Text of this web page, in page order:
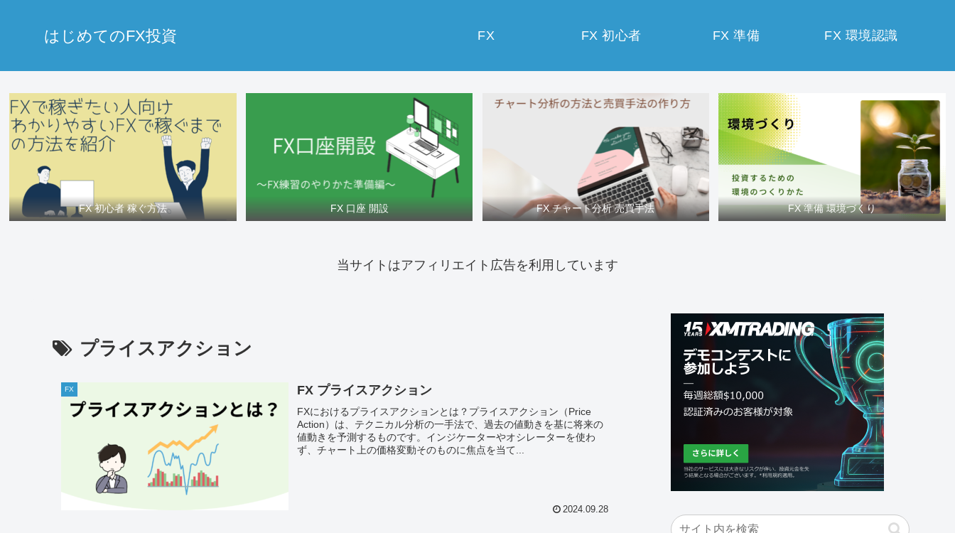
はじめてのFX投資 FX FX 初心者 FX 準備 FX 環境認識
FX 初心者 稼ぐ方法 FX 口座 開設 FX チャート分析 売買手法 FX 準備 環境づくり
当サイトはアフィリエイト広告を利用しています
プライスアクション
FX FX プライスアクション
FXにおけるプライスアクションとは？プライスアクション（Price
Action）は、テクニカル分析の一手法で、過去の値動きを基に将来の
値動きを予測するものです。インジケーターやオシレーターを使わ
ず、チャート上の価格変動そのものに焦点を当て...
2024.09.28